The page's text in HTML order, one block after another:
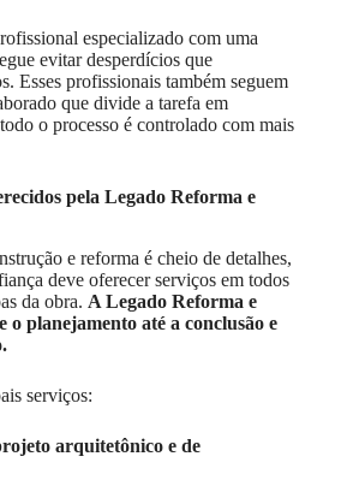
especializado com uma
evitar desperdícios que
Esses profissionais também seguem
que divide a tarefa em
o processo é controlado com mais
pela Legado Reforma e
e reforma é cheio de detalhes,
deve oferecer serviços em todos
da obra. A Legado Reforma e
o planejamento até a conclusão e
serviços:
arquitetônico e de